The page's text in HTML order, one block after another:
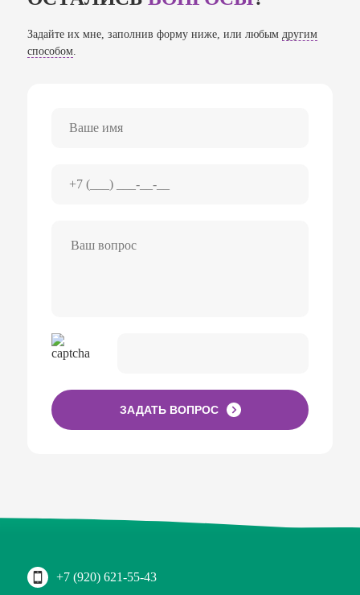
Задайте их мне, заполнив форму ниже, или любым другим
способом.
ЗАДАТЬ ВОПРОС
+7 (920) 621-55-43